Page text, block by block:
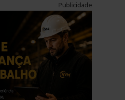
Publicidade